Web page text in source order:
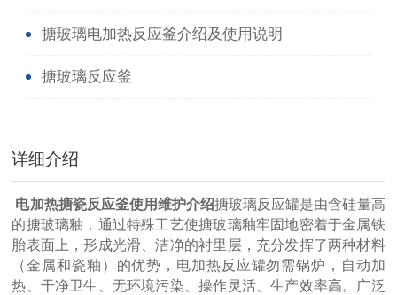
搪玻璃电加热反应釜介绍及使用说明
搪玻璃反应釜
详细介绍
电加热搪瓷反应釜使用维护介绍搪玻璃反应罐是由含硅量高
的搪玻璃釉，通过特殊工艺使搪玻璃釉牢固地密着于金属铁
胎表面上，形成光滑、洁净的衬里层，充分发挥了两种材料
（金属和瓷釉）的优势，电加热反应罐勿需锅炉，自动加
热、干净卫生、无环境污染、操作灵活、生产效率高。广泛